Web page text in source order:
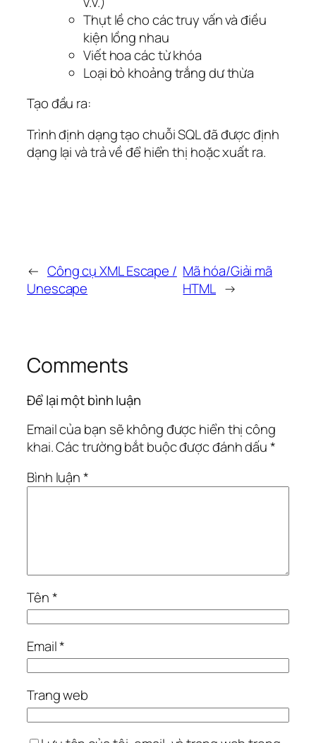
Thụt lề cho các truy vấn và điều
kiện lồng nhau
Viết hoa các từ khóa
Loại bỏ khoảng trắng dư thừa
Tạo đầu ra:
Trình định dạng tạo chuỗi SQL đã được định
dạng lại và trả về để hiển thị hoặc xuất ra.
← Công cụ XML Escape /
Unescape
Mã hóa/Giải mã
HTML →
Comments
Để lại một bình luận
Email của bạn sẽ không được hiển thị công
khai.Các trường bắt buộc được đánh dấu*
Bình luận*
Tên*
Email*
Trang web